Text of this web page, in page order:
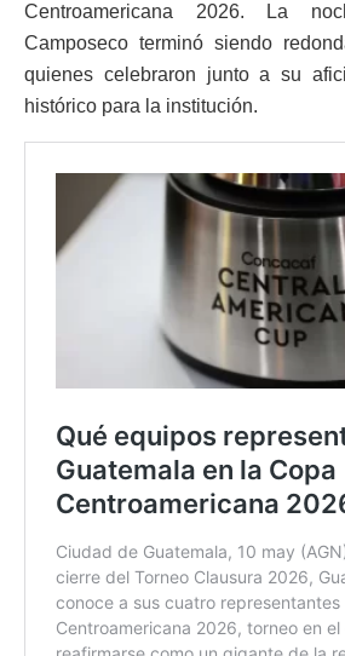
Centroamericana 2026. La
Camposeco terminó siendo
quienes celebraron junto a su
histórico para la institución.